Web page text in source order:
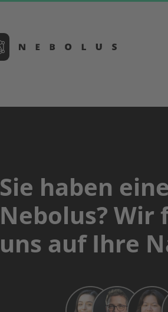
Sie haben
Nebolus? Wir
uns auf Ihre